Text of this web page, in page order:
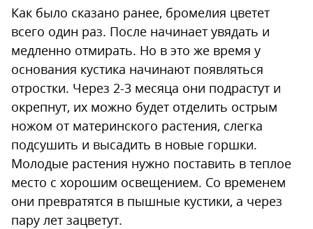
Как было сказано ранее, бромелия цветет
всего один раз. После начинает увядать и
медленно отмирать. Но в это же время у
основания кустика начинают появляться
отростки. Через 2-3 месяца они подрастут и
окрепнут, их можно будет отделить острым
ножом от материнского растения, слегка
подсушить и высадить в новые горшки.
Молодые растения нужно поставить в теплое
место с хорошим освещением. Со временем
они превратятся в пышные кустики, а через
пару лет зацветут.